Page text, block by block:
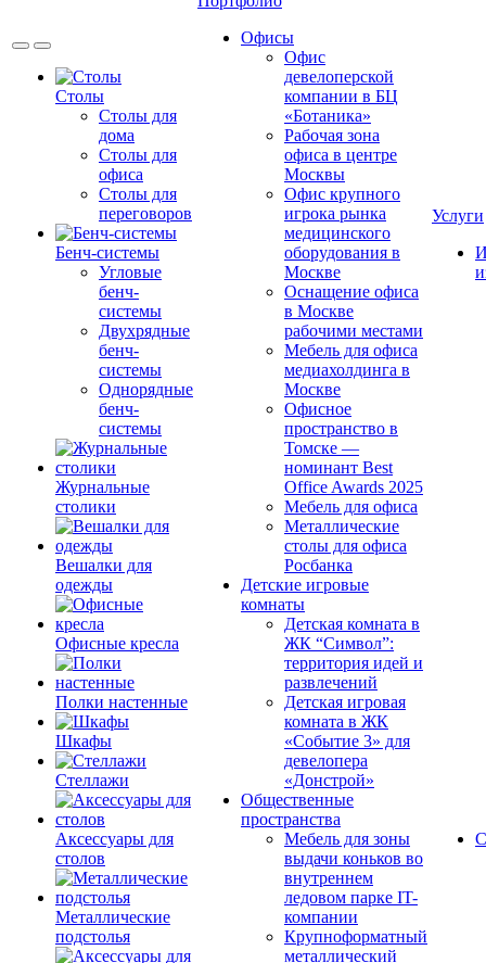
Столы
Столы для
дома
Столы для
офиса
Столы для
переговоров
Бенч-системы
Угловые
бенч-
системы
Двухрядные
бенч-
системы
Однорядные
бенч-
системы
Журнальные
столики
Вешалки для
одежды
Офисные кресла
Полки настенные
Шкафы
Стеллажи
Аксессуары для
столов
Металлические
подстолья
Офисы
Офис
девелоперской
компании в БЦ
«Ботаника»
Рабочая зона
офиса в центре
Москвы
Офис крупного
игрока рынка
медицинского
оборудования в
Москве
Оснащение офиса
в Москве
рабочими местами
Мебель для офиса
медиахолдинга в
Москве
Офисное
пространство в
Томске —
номинант Best
Office Awards 2025
Мебель для офиса
Металлические
столы для офиса
Росбанка
Детские игровые
комнаты
Детская комната в
ЖК “Символ”:
территория идей и
развлечений
Детская игровая
комната в ЖК
«Событие 3» для
девелопера
«Донстрой»
Общественные
пространства
Мебель для зоны
выдачи коньков во
внутреннем
ледовом парке IT-
компании
Крупноформатный
металлический
Услуги